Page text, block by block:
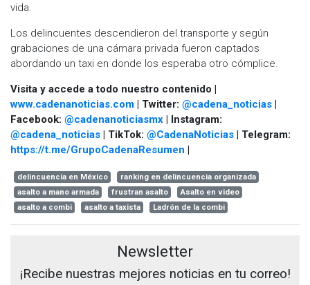
vida.
Los delincuentes descendieron del transporte y según
grabaciones de una cámara privada fueron captados
abordando un taxi en donde los esperaba otro cómplice.
Visita y accede a todo nuestro contenido |
www.cadenanoticias.com | Twitter: @cadena_noticias |
Facebook: @cadenanoticiasmx | Instagram:
@cadena_noticias | TikTok: @CadenaNoticias | Telegram:
https://t.me/GrupoCadenaResumen |
delincuencia en México
ranking en delincuencia organizada
asalto a mano armada
frustran asalto
Asalto en video
asalto a combi
asalto a taxista Ladrón de la combi
Newsletter
¡Recibe nuestras mejores noticias en tu correo!